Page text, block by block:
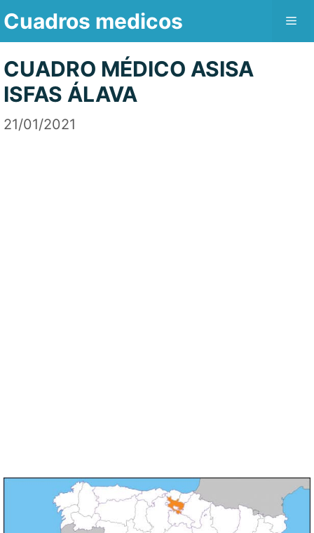
Saltar
contenido
Cuadros medicos
CUADRO MÉDICO ASISA
ISFAS ÁLAVA
21/01/2021